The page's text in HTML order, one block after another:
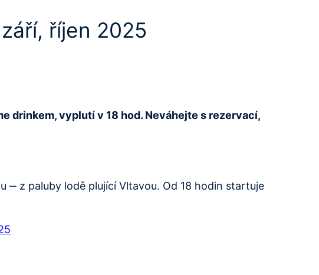
říjen 2025
drinkem, vyplutí v 18 hod. Neváhejte s rezervací,
z paluby lodě plující Vltavou. Od 18 hodin startuje